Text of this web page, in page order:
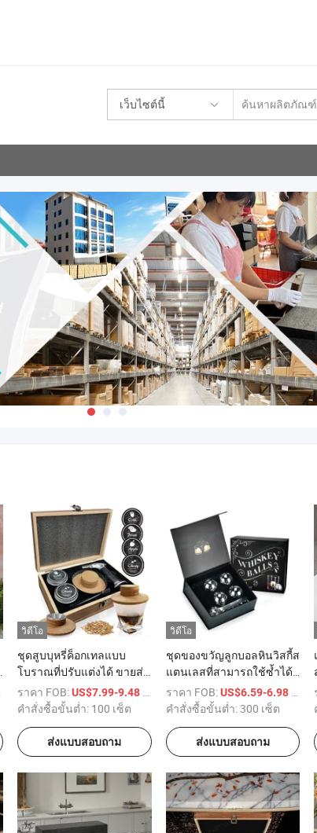
เว็บไซต์นี้
/ เตรียมตัว
วิดีโอ
ชุดสูบบุหรี่ค็อกเทลแบบ
โบราณที่ปรับแต่งได้ ขายส่ง
พร้อมไฟแช็กและชิปไม้
สำหรับสูบบุหรี่ค็อกเทลและ
ราคา FOB:US$7.99-9.48
/ เตรียมตัว
คำสั่งซื้อขั้นต่ำ: 100 เซ็ต
ส่งแบบสอบถาม
วิดีโอ
ชุดของขวัญลูกบอลหินวิสกี้ส
แตนเลสที่สามารถใช้ซ้ำได้
ขายดีในสต็อก ชุดของขวัญ
วันเกิดสำหรับผู้ชาย
ราคา FOB:US$6.59-6.98
/ เต
คำสั่งซื้อขั้นต่ำ:300 เซ็ต
ส่งแบบสอบถาม